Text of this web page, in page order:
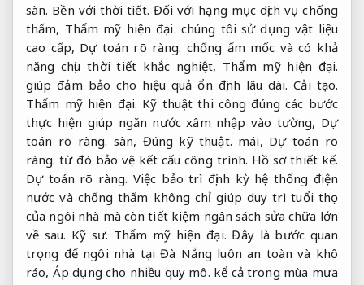
sàn. Bền với thời tiết. Đối với hạng mục dịch vụ chống
thấm, Thẩm mỹ hiện đại. chúng tôi sử dụng vật liệu
cao cấp, Dự toán rõ ràng. chống ẩm mốc và có khả
năng chịu thời tiết khắc nghiệt, Thẩm mỹ hiện đại.
giúp đảm bảo cho hiệu quả ổn định lâu dài.Cải tạo.
Thẩm mỹ hiện đại. Kỹ thuật thi công đúng các bước
thực hiện giúp ngăn nước xâm nhập vào tường, Dự
toán rõ ràng. sàn, Đúng kỹ thuật. mái, Dự toán rõ
ràng. từ đó bảo vệ kết cấu công trình. Hồ sơ thiết kế.
Dự toán rõ ràng. Việc bảo trì định kỳ hệ thống điện
nước và chống thấm không chỉ giúp duy trì tuổi thọ
của ngôi nhà mà còn tiết kiệm ngân sách sửa chữa lớn
về sau. Kỹ sư. Thẩm mỹ hiện đại. Đây là bước quan
trọng để ngôi nhà tại Đà Nẵng luôn an toàn và khô
ráo, Áp dụng cho nhiều quy mô. kể cả trong mùa mưa